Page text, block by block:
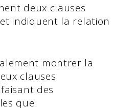
deux clauses
indiquent la relation
montrer la
clauses
des
que